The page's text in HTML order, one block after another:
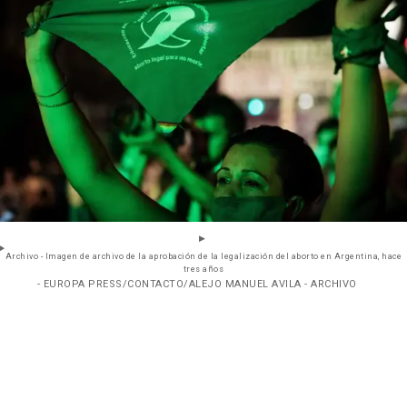
Archivo - Imagen de archivo de la aprobación de la legalización del aborto en Argentina, hace
tres años
- EUROPA PRESS/CONTACTO/ALEJO MANUEL AVILA - ARCHIVO